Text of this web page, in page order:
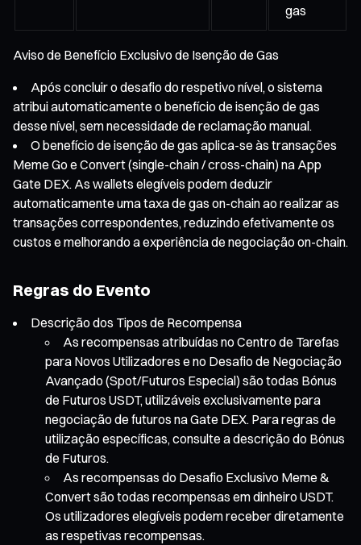
gas
Aviso de Benefício Exclusivo de Isenção de Gas
Após concluir o desafio do respetivo nível, o sistema
atribui automaticamente o benefício de isenção de gas
desse nível, sem necessidade de reclamação manual.
O benefício de isenção de gas aplica-se às transações
Meme Go e Convert (single-chain / cross-chain) na App
Gate DEX. As wallets elegíveis podem deduzir
automaticamente uma taxa de gas on-chain ao realizar as
transações correspondentes, reduzindo efetivamente os
custos e melhorando a experiência de negociação on-chain.
Regras do Evento
Descrição dos Tipos de Recompensa
As recompensas atribuídas no Centro de Tarefas
para Novos Utilizadores e no Desafio de Negociação
Avançado (Spot/Futuros Especial) são todas Bónus
de Futuros USDT, utilizáveis exclusivamente para
negociação de futuros na Gate DEX. Para regras de
utilização específicas, consulte a descrição do Bónus
de Futuros.
As recompensas do Desafio Exclusivo Meme &
Convert são todas recompensas em dinheiro USDT.
Os utilizadores elegíveis podem receber diretamente
as respetivas recompensas.